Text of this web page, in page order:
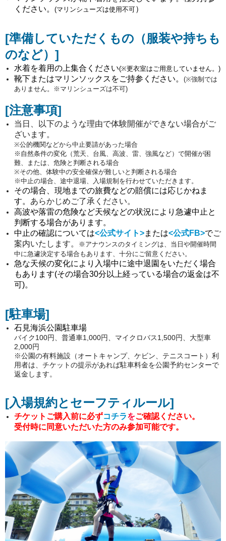
ください。 (マリンシューズは使用不可）
[準備していただくもの（服装や持ちも
のなど） ]
水着を着用の上集合ください(※更衣室はご用意していません。)
靴下またはマリンソックスをご持参ください。 (※強制では
ありません。※マリンシューズは不可)
[注意事項]
当日、以下のような理由で体験開催ができない場合がご
ざいます。
※公的機関などから中止要請があった場合
※自然条件の変化（荒天、台風、高波、雷、強風など）で開催が困
難、または、危険と判断される場合
※その他、体験中の安全確保が難しいと判断される場合
※中止の場合、途中退場、入場規制を行わせていただきます。
その場合、現地までの旅費などの賠償には応じかねま
す。 あらかじめご了承ください。
高波や落雷の危険など天候などの状況により急遽中止と
判断する場合があります。
中止の確認については<公式サイト>または<公式FB>でご
案内いたします。
※ アナウンスのタイミングは、当日や開催時間
中に急遽決定する場合もあります、十分にご留意ください。
急な天候の変化により入場中に途中退園をいただく場合
もあります(その場合30分以上経っている場合の返金は不
可)。
[駐車場]
石見海浜公園駐車場
バイク100円、普通車1,000円、マイクロバス1,500円、大型車
2,000円
※公園の有料施設（オートキャンプ、ケビン、テニスコート）利
用者は、チケットの提示があれば駐車料金を公園予約センターで
返金します。
[入場規約とセーフティルール]
チケットご購入前に必ずコチラをご確認ください。
受付時に同意いただいた方のみ参加可能です。